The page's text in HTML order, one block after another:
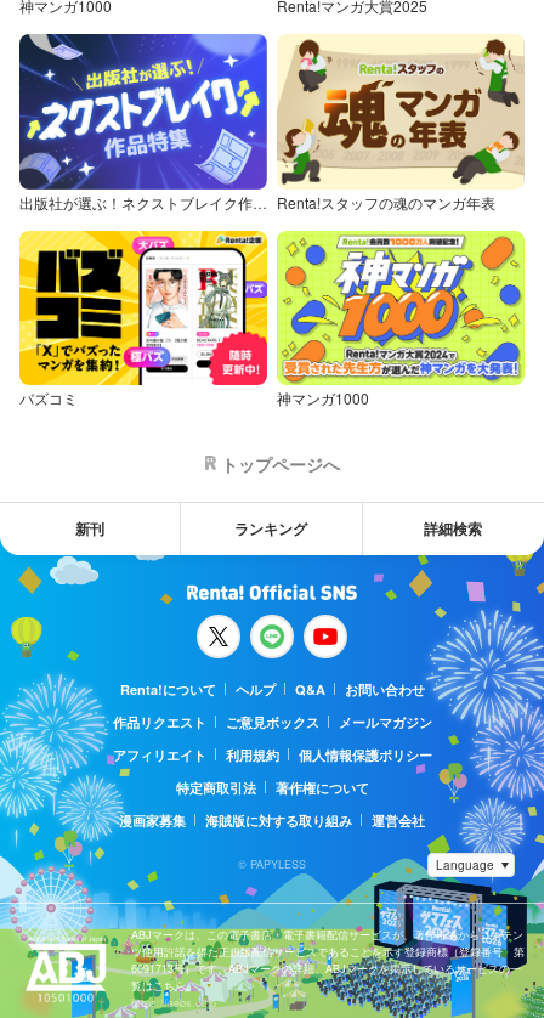
神マンガ1000 Renta!マンガ大賞2025
出版社が選ぶ！ネクストブレイク作品特集 Renta!スタッフの魂のマンガ年表
バズコミ 神マンガ1000
トップページへ
新刊 ランキング 詳細検索
Renta!について ヘルプ Q&A
お問い合わせ
作品リクエスト
ご意見ボックス
メールマガジン
アフィリエイト
利用規約
個人情報保護ポリシー
特定商取引法
著作権について
漫画家募集
海賊版に対する取り組み 運営会社
© PAPYLESS
ABJマークは、この電子書店・電子書籍配信サービスが、著作権者からコンテン
ツ使用許諾を得た正規版配信サービスであることを示す登録商標（登録番号 第
6091713号）です。ABJマークの詳細、ABJマークを掲示しているサービスの一
覧はこちら。
https://aebs.or.jp